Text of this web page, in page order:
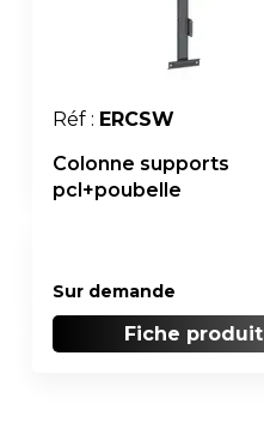
Réf : ERCSW
Colonne supports
pcl+poubelle
Sur demande
Fiche produit